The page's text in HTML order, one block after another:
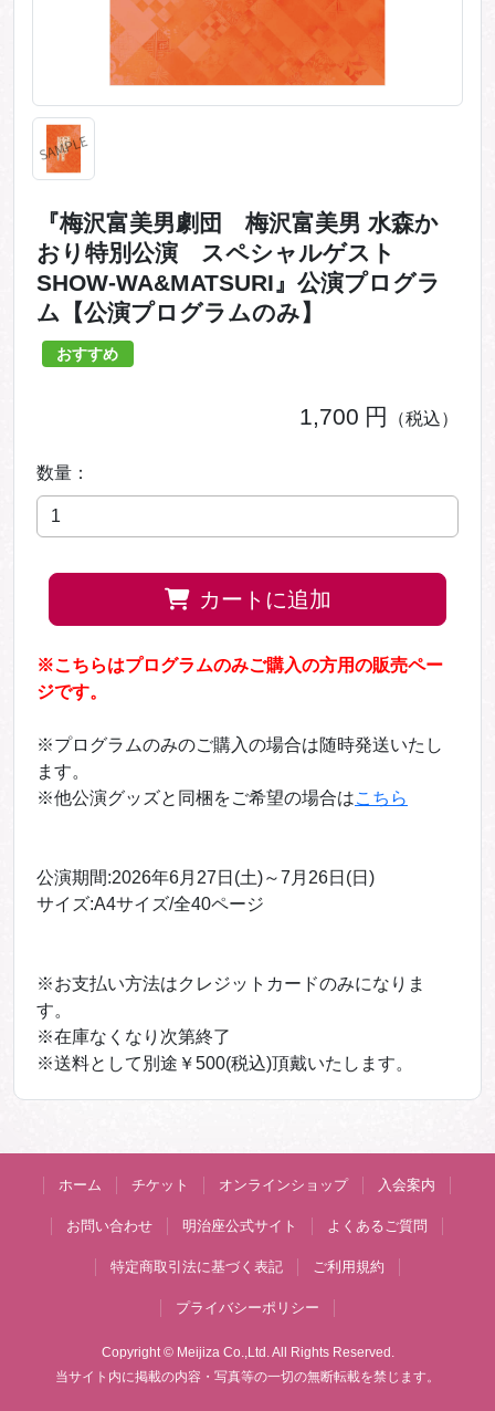
『梅沢富美男劇団 梅沢富美男 水森か
おり特別公演 スペシャルゲスト
SHOW-WA&MATSURI』公演プログラ
ム【公演プログラムのみ】
おすすめ
1,700 円 （税込）
数量：
カートに追加
※こちらはプログラムのみご購入の方用の販売ペー
ジです。
※プログラムのみのご購入の場合は随時発送いたし
ます。
※他公演グッズと同梱をご希望の場合はこちら
公演期間:2026年6月27日(土)～7月26日(日)
サイズ:A4サイズ/全40ページ
※お支払い方法はクレジットカードのみになりま
す。
※在庫なくなり次第終了
※送料として別途￥500(税込)頂戴いたします。
ホーム チケット オンラインショップ 入会案内
お問い合わせ 明治座公式サイト よくあるご質問
特定商取引法に基づく表記 ご利用規約
プライバシーポリシー
Copyright © Meijiza Co.,Ltd. All Rights Reserved.
当サイト内に掲載の内容・写真等の一切の無断転載を禁じます。